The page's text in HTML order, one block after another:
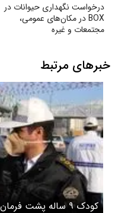
درخواست نگهداری حیوانات در
BOX در مکان‌های عمومی،
مجتمعات و غیره
خبرهای مرتبط
کودک ۹ ساله پشت فرمان تریلی/ خودرو توقیف شد